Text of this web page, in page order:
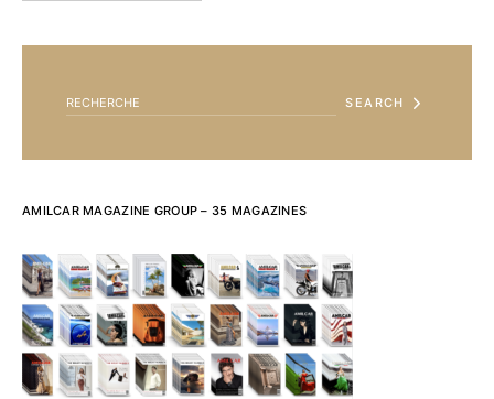
SEARCH
AMILCAR MAGAZINE GROUP – 35 MAGAZINES